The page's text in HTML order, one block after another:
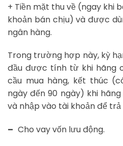
+ Tiền mặt thu về (ngay khi
khoản bán chịu) và được
ngân hàng.
Trong trường hợp này, kỳ
đầu được tính từ khi hãng
cầu mua hàng, kết thúc
ngày đến 90 ngày) khi
và nhập vào tài khoản để
– Cho vay vốn lưu động.